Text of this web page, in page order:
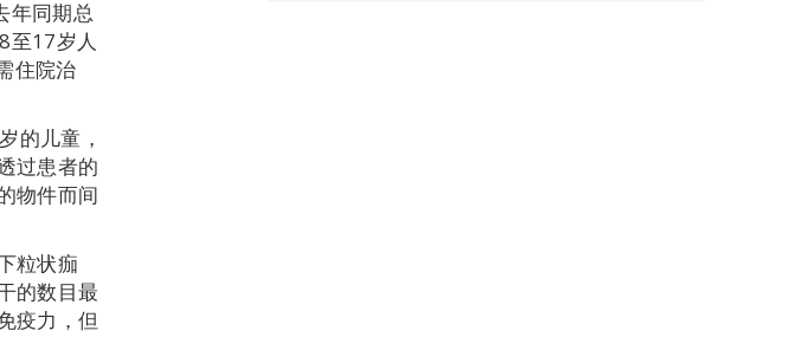
年同期总
至17岁人
住院治
的儿童，
过患者的
物件而间
粒状痂
的数目最
疫力，但